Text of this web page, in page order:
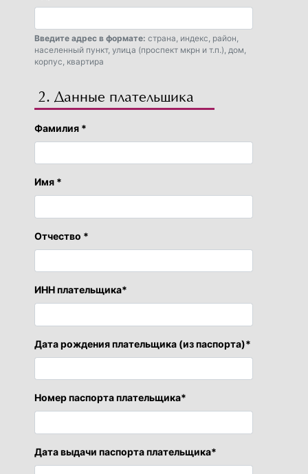
Введите адрес в формате: страна, индекс, район,
населенный пункт, улица (проспект мкрн и т.п.), дом,
корпус, квартира
2. Данные плательщика
Фамилия *
Имя *
Отчество *
ИНН плательщика*
Дата рождения плательщика (из паспорта)*
Номер паспорта плательщика*
Дата выдачи паспорта плательщика*